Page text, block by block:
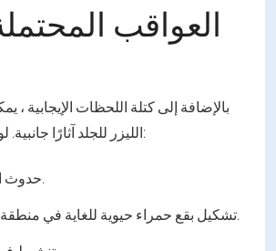
العواقب
بالإضافة إلى كتلة اللحظات الإيجابية ،
الليزر للجلد آثارًا جانبية. لوحظ من حين لآخر:
حدوث الحكة الخفيفة.
تشكيل بقع حمراء حيوية للغاية في منطقة معرض الليزر.